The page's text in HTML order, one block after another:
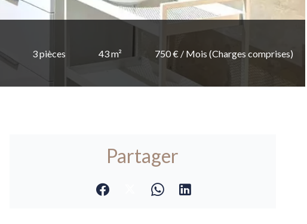
3 pièces 43 m² 750 € / Mois (Charges comprises)
Partager